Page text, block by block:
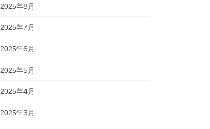
2025年8月
2025年7月
2025年6月
2025年5月
2025年4月
2025年3月